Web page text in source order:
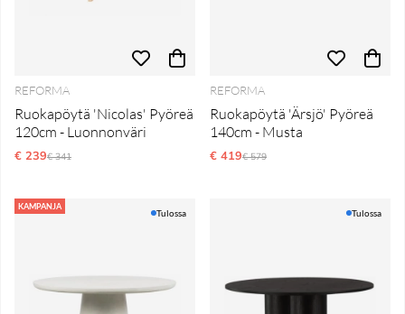
REFORMA
Ruokapöytä 'Nicolas' Pyöreä
120cm - Luonnonväri
€ 239Normaali hinta
€ 341
REFORMA
Ruokapöytä 'Ärsjö' Pyöreä
140cm - Musta
€ 419Normaali hinta
€ 579
KAMPANJA
Tulossa Tulossa